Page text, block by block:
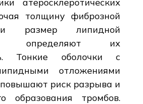
толщину фиброзной
размер липидной
определяют их
Тонкие оболочки с
отложениями
риск разрыва и
образования тромбов.